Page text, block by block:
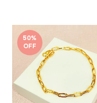
50%
OFF